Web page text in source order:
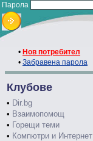
Парола
• Нов потребител
• Забравена парола
Клубове
• Dir.bg
• Взаимопомощ
• Горещи теми
• Компютри и Интернет